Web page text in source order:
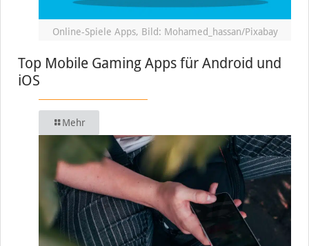
Online-Spiele Apps, Bild: Mohamed_hassan/Pixabay
Top Mobile Gaming Apps für Android und
iOS
Mehr